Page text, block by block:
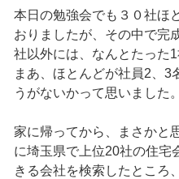
本日の勉強会でも３０社ほ
おりましたが、その中で完
社以外には、なんとたった1
まあ、ほとんどが社員2、3
うがないかって思いました。
家に帰ってから、まさかと
に埼玉県で上位20社の住宅
きる会社を検索したところ